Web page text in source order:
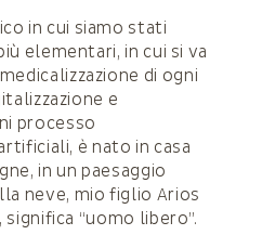
in cui siamo stati
elementari, in cui si va
di ogni
e
processo
è nato in casa
in un paesaggio
neve, mio figlio Arios
“uomo libero”.